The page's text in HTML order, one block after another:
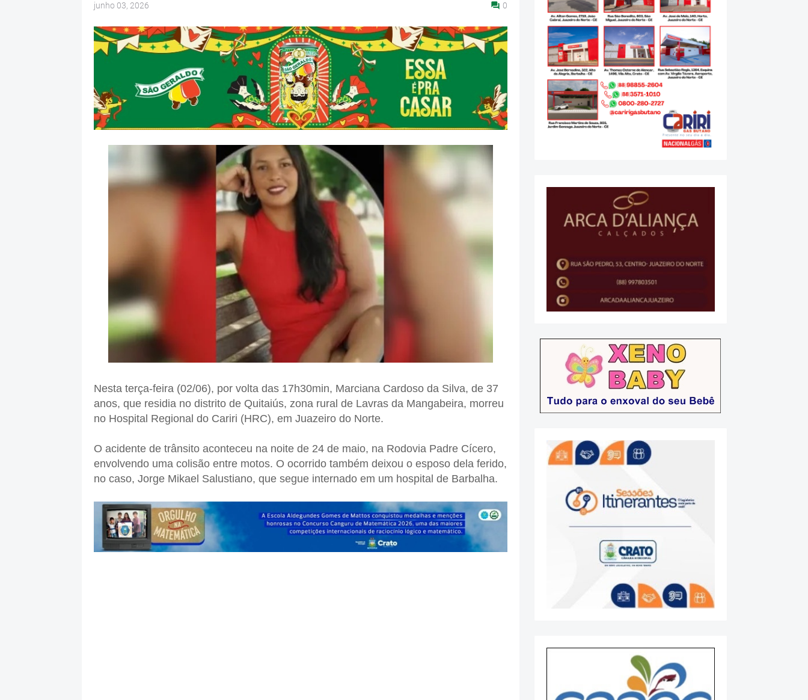
junho 03, 2026 0
Nesta terça-feira (02/06), por volta das 17h30min, Marciana Cardoso da Silva, de 37
anos, que residia no distrito de Quitaiús, zona rural de Lavras da Mangabeira, morreu
no Hospital Regional do Cariri (HRC), em Juazeiro do Norte.
O acidente de trânsito aconteceu na noite de 24 de maio, na Rodovia Padre Cícero,
envolvendo uma colisão entre motos. O ocorrido também deixou o esposo dela ferido,
no caso, Jorge Mikael Salustiano, que segue internado em um hospital de Barbalha.